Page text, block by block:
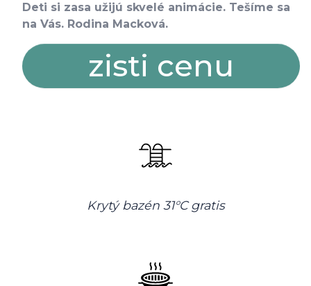
Deti si zasa užijú skvelé animácie. Tešíme sa
na Vás. Rodina Macková.
zisti cenu
Krytý bazén 31°C gratis